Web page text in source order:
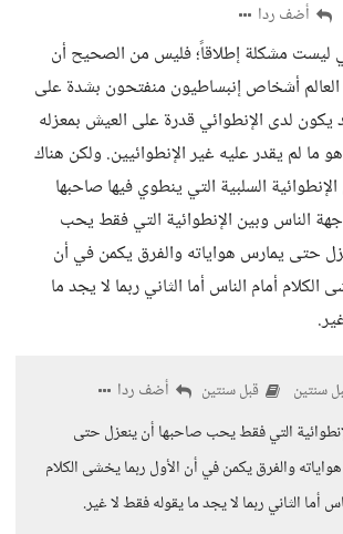
أضف ردا
مشكلة إطلاقاً؛ فليس من الصحيح أن
أشخاص إنبساطيون منفتحون بشدة على
يكون لدى الإنطوائي قدرة على العيش بمعزله
ما لم يقدر عليه غير الإنطوائيين. ولكن هناك
السلبية التي ينطوي فيها صاحبها
الناس وبين الإنطوائية التي فقط يحب
حتى يمارس هواياته والفرق يكمن في أن
الكلام أمام الناس أما الثاني ربما لا يجد ما
سنتين قبل سنتين
أضف ردا
التي فقط يحب صاحبها أن ينعزل حتى
والفرق يكمن في أن الأول ربما يخشى الكلام
أما الثاني ربما لا يجد ما يقوله فقط لا غير.